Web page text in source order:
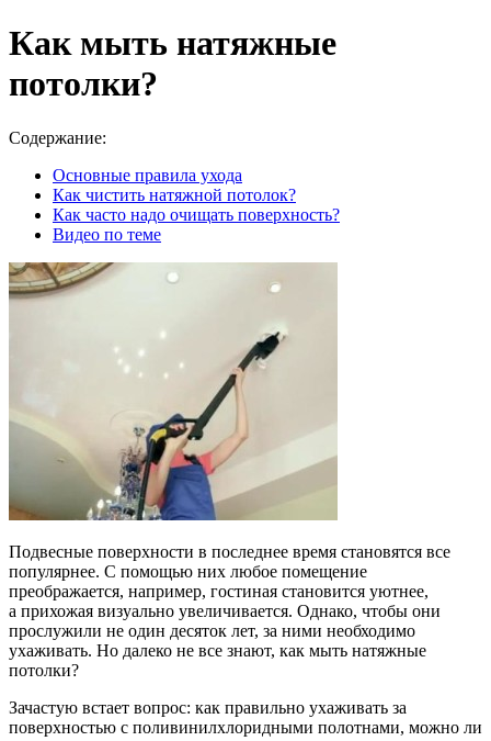
Как мыть натяжные
потолки?
Содержание:
Основные правила ухода
Как чистить натяжной потолок?
Как часто надо очищать поверхность?
Видео по теме
Подвесные поверхности в последнее время становятся все
популярнее. С помощью них любое помещение
преображается, например, гостиная становится уютнее,
а прихожая визуально увеличивается. Однако, чтобы они
прослужили не один десяток лет, за ними необходимо
ухаживать. Но далеко не все знают, как мыть натяжные
потолки?
Зачастую встает вопрос: как правильно ухаживать за
поверхностью с поливинилхлоридными полотнами, можно ли